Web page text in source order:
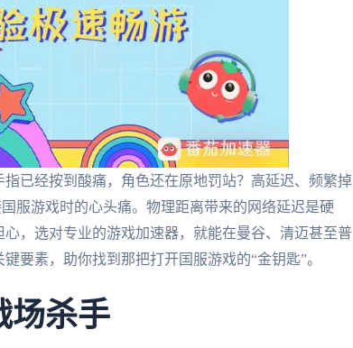
已经按到酸痛，角色还在原地罚站？高延迟、频繁掉
服游戏时的心头痛。物理距离带来的网络延迟是硬
，选对专业的游戏加速器，就能在曼谷、清迈甚至普
要素，助你找到那把打开国服游戏的“金钥匙”。
场杀手